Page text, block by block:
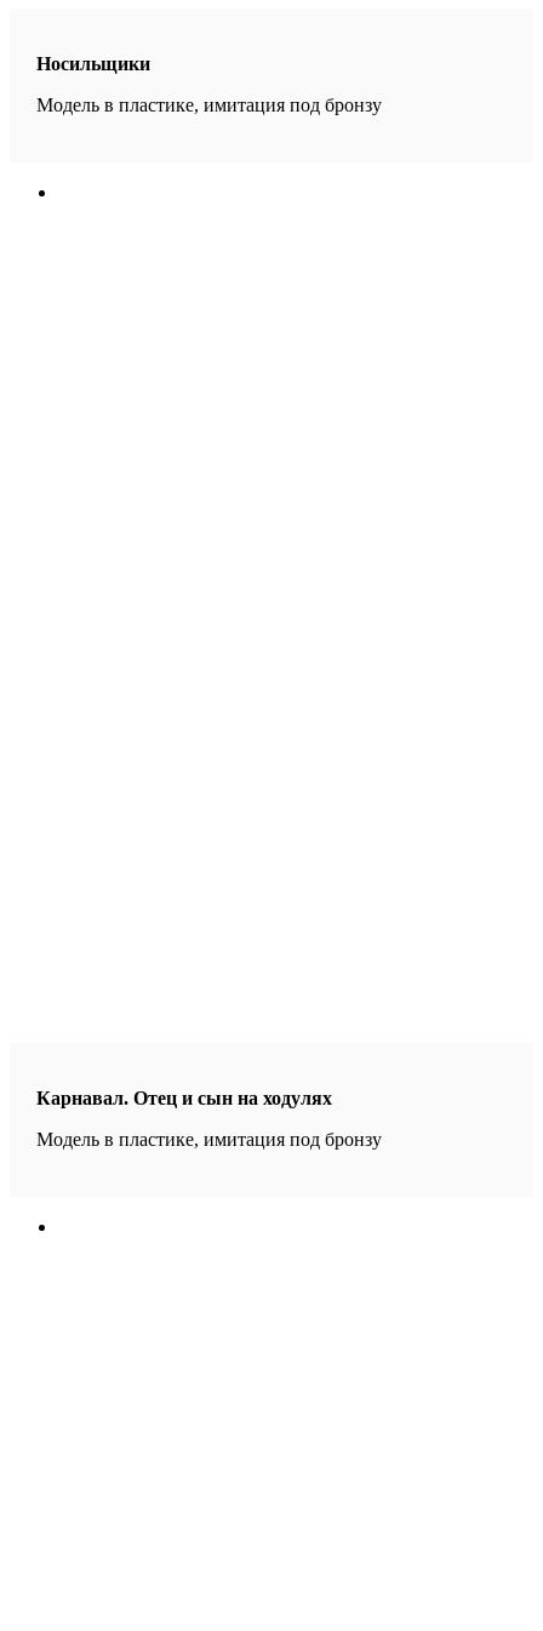
Носильщики
Модель в пластике, имитация под бронзу
Карнавал. Отец и сын на ходулях
Модель в пластике, имитация под бронзу